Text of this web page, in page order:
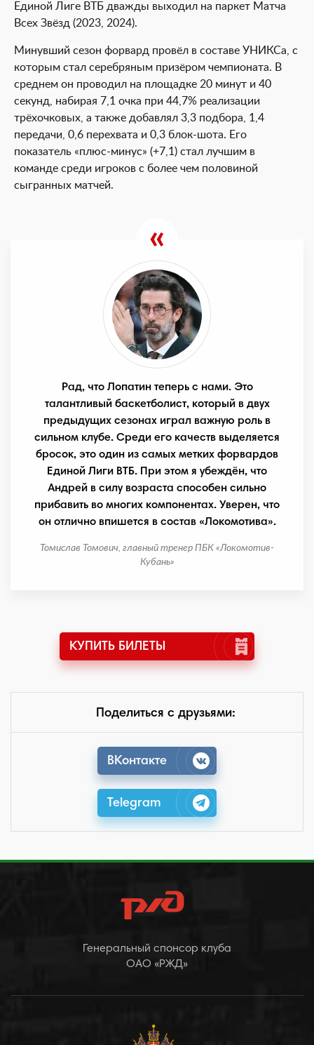
Единой Лиге ВТБ дважды выходил на паркет Матча
Всех Звёзд (2023, 2024).
Минувший сезон форвард провёл в составе УНИКСа, с
которым стал серебряным призёром чемпионата. В
среднем он проводил на площадке 20 минут и 40
секунд, набирая 7,1 очка при 44,7% реализации
трёхочковых, а также добавлял 3,3 подбора, 1,4
передачи, 0,6 перехвата и 0,3 блок-шота. Его
показатель «плюс-минус» (+7,1) стал лучшим в
команде среди игроков с более чем половиной
сыгранных матчей.
Рад, что Лопатин теперь с нами. Это
талантливый баскетболист, который в двух
предыдущих сезонах играл важную роль в
сильном клубе. Среди его качеств выделяется
бросок, это один из самых метких форвардов
Единой Лиги ВТБ. При этом я убеждён, что
Андрей в силу возраста способен сильно
прибавить во многих компонентах. Уверен, что
он отлично впишется в состав «Локомотива».
Томислав Томович, главный тренер ПБК «Локомотив-
Кубань»
КУПИТЬ БИЛЕТЫ
Поделиться с друзьями:
ВКонтакте
Telegram
Генеральный спонсор клуба
ОАО «РЖД»